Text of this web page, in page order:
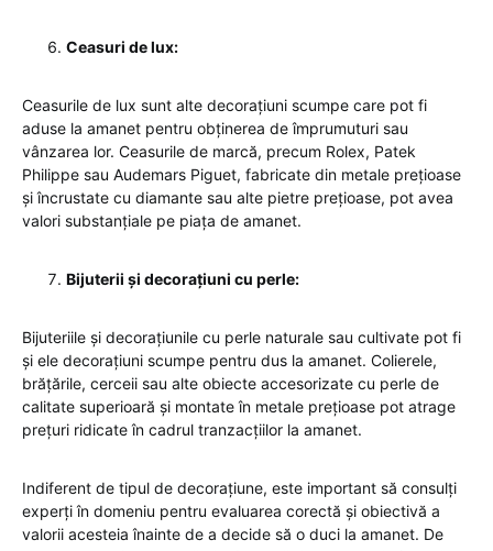
Ceasuri de lux:
Ceasurile de lux sunt alte decorațiuni scumpe care pot fi
aduse la amanet pentru obținerea de împrumuturi sau
vânzarea lor. Ceasurile de marcă, precum Rolex, Patek
Philippe sau Audemars Piguet, fabricate din metale prețioase
și încrustate cu diamante sau alte pietre prețioase, pot avea
valori substanțiale pe piața de amanet.
Bijuterii și decorațiuni cu perle:
Bijuteriile și decorațiunile cu perle naturale sau cultivate pot fi
și ele decorațiuni scumpe pentru dus la amanet. Colierele,
brățările, cerceii sau alte obiecte accesorizate cu perle de
calitate superioară și montate în metale prețioase pot atrage
prețuri ridicate în cadrul tranzacțiilor la amanet.
Indiferent de tipul de decorațiune, este important să consulți
experți în domeniu pentru evaluarea corectă și obiectivă a
valorii acesteia înainte de a decide să o duci la amanet. De